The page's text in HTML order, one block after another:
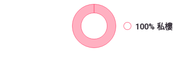
100% 私樓